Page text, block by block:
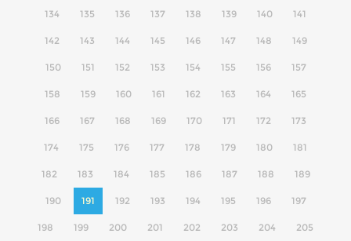
134 135 136 137 138 139 140 141
142 143 144 145 146 147 148 149
150 151 152 153 154 155 156 157
158 159 160 161 162 163 164 165
166 167 168 169 170 171 172 173
174 175 176 177 178 179 180 181
182 183 184 185 186 187 188 189
190 191 192 193 194 195 196 197
198 199 200 201 202 203 204 205